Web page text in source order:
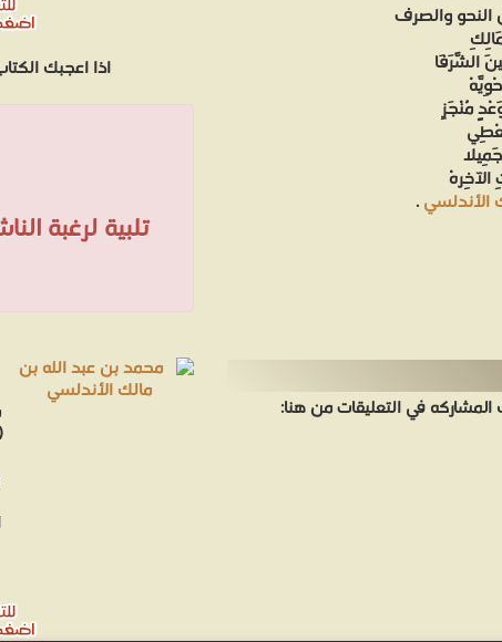
النحو والصرف
الأندلسي.
في التعليقات من هنا:
اذا اعجبك
تلبية لرغبة